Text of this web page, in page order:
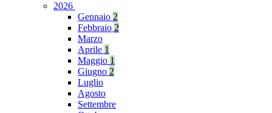
2026
Gennaio 2
Febbraio 2
Marzo
Aprile 1
Maggio 1
Giugno 2
Luglio
Agosto
Settembre